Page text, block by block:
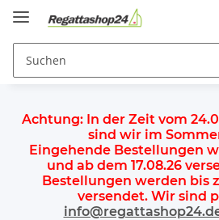
Achtung: In der Zeit vom
sind wir im
Eingehende Bestellungen
und ab dem 17.08.26
Bestellungen werden bis
versendet. Wir sind